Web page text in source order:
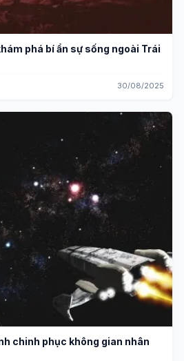
phá bí ẩn sự sống ngoài Trái
30/08/2025
chinh phục không gian nhân